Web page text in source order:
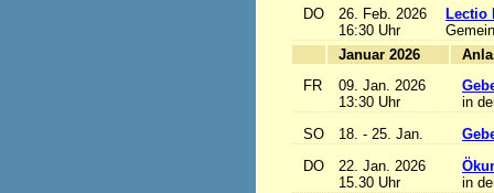
DO
26. Feb. 2026
16:30 Uhr
Lectio
Januar 2026
FR
09. Jan. 2026
13:30 Uhr
in
SO
18. - 25. Jan.
DO
22. Jan. 2026
15.30 Uhr
in